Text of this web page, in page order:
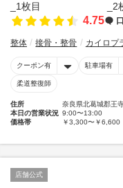
4.75
整体 接骨・整骨 カイロプ
クーポン有 駐車場有
柔道整復師
住所
奈良県北葛城郡王
本日の営業状況 9:00〜13:00
価格帯
￥3,300〜￥6,600
店舗公式